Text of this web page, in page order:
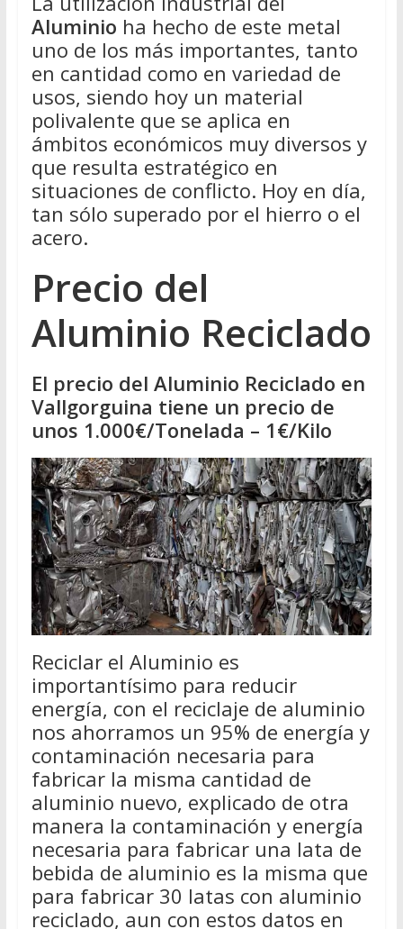
Aluminio ha hecho de este metal
uno de los más importantes, tanto
en cantidad como en variedad de
usos, siendo hoy un material
polivalente que se aplica en
ámbitos económicos muy diversos y
que resulta estratégico en
situaciones de conflicto. Hoy en día,
tan sólo superado por el hierro o el
acero.
Precio del
Aluminio Reciclado
El precio del Aluminio Reciclado en
Vallgorguina tiene un precio de
unos 1.000€/Tonelada – 1€/Kilo
Reciclar el Aluminio es
importantísimo para reducir
energía, con el reciclaje de aluminio
nos ahorramos un 95% de energía y
contaminación necesaria para
fabricar la misma cantidad de
aluminio nuevo, explicado de otra
manera la contaminación y energía
necesaria para fabricar una lata de
bebida de aluminio es la misma que
para fabricar 30 latas con aluminio
reciclado, aun con estos datos en